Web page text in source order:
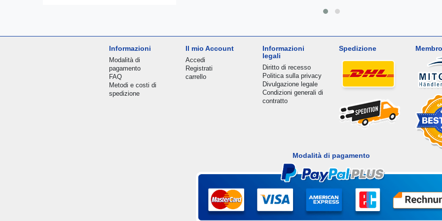
Informazioni
Modalità di
pagamento
FAQ
Metodi e costi di
spedizione
Il mio Account
Accedi
Registrati
carrello
Informazioni
legali
Diritto di recesso
Politica sulla privacy
Divulgazione legale
Condizioni generali di
contratto
Spedizione
Modalità di pagamento